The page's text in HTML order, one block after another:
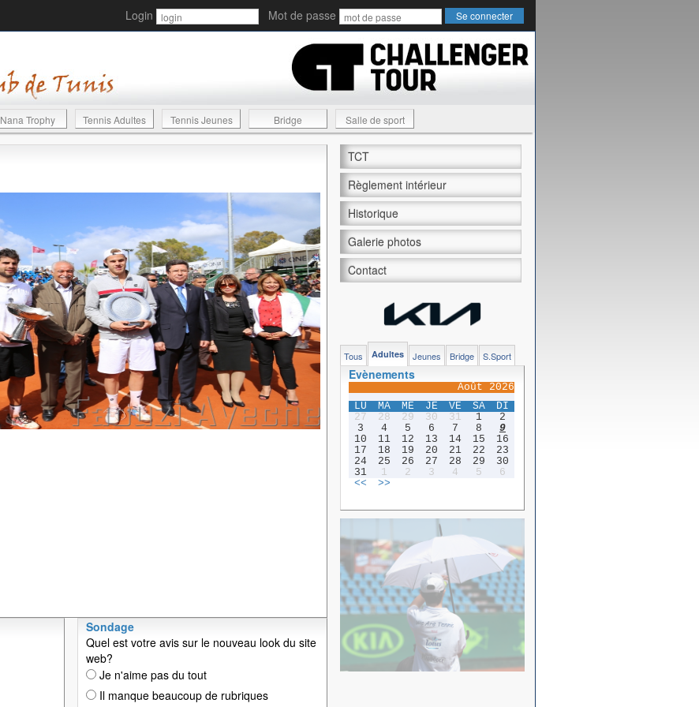
Login Mot de passe
Nana Trophy Tennis Adultes Tennis Jeunes Bridge Salle de sport
Sondage
Quel est votre avis sur le nouveau look du site
web?
Je n'aime pas du tout
Il manque beaucoup de rubriques
TCT
Règlement intérieur
Historique
Galerie photos
Contact
Tous Adultes Jeunes Bridge S.Sport
Evènements
Août 2026
LU
MA ME JE VE SA
DI
27
28 29 30 31 1
2
3
4 5 6 7 8
9
10
11 12 13 14 15
16
17
18 19 20 21 22
23
24
25 26 27 28 29
30
31
1 2 3 4 5
6
<<
>>